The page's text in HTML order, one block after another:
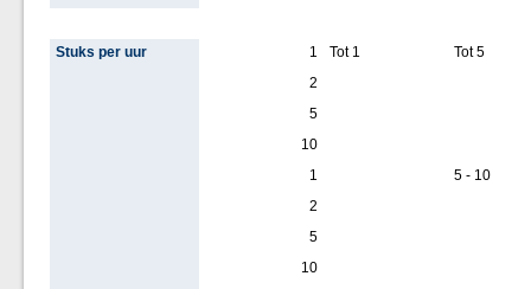
Stuks per uur 1 Tot 1
Tot 5
2
5
10
1
5 - 10
2
5
10